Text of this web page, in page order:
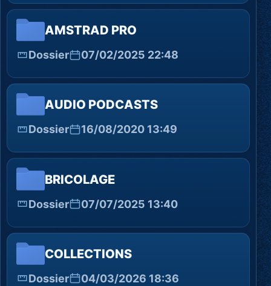
AMSTRAD PRO
Dossier 07/02/2025 22:48
AUDIO PODCASTS
Dossier 16/08/2020 13:49
BRICOLAGE
Dossier 07/07/2025 13:40
COLLECTIONS
Dossier 04/03/2026 18:36